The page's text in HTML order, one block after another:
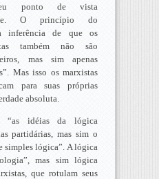
ponto de vista
O princípio do
inferência de que os
também não são
mas sim apenas
Mas isso os marxistas
para suas próprias
absoluta.
“as idéias da lógica
partidárias, mas sim o
simples lógica”. A lógica
mas sim lógica
que rotulam seus